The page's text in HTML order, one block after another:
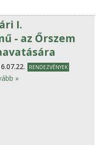
I.
- az Őrszem
RENDEZVÉNYEK
»